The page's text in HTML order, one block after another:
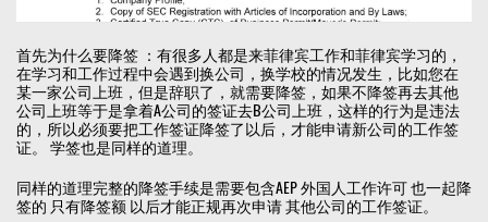
首先为什么要降签 ：有很多人都是来菲律宾工作和菲律宾学习的，
在学习和工作过程中会遇到换公司，换学校的情况发生，比如您在
某一家公司上班，但是辞职了，就需要降签，如果不降签再去其他
公司上班等于是拿着A公司的签证去B公司上班，这样的行为是违法
的，所以必须要把工作签证降签了以后，才能申请新公司的工作签
证。 学签也是同样的道理。
同样的道理完整的降签手续是需要包含AEP 外国人工作许可 也一起降
签的 只有降签额 以后才能正规再次申请 其他公司的工作签证。